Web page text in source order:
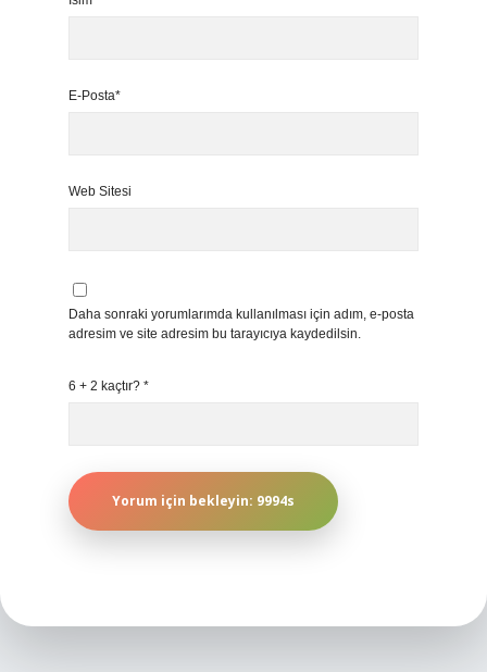
E-Posta*
Web Sitesi
Daha sonraki yorumlarımda kullanılması için adım, e-posta
adresim ve site adresim bu tarayıcıya kaydedilsin.
6 + 2 kaçtır? *